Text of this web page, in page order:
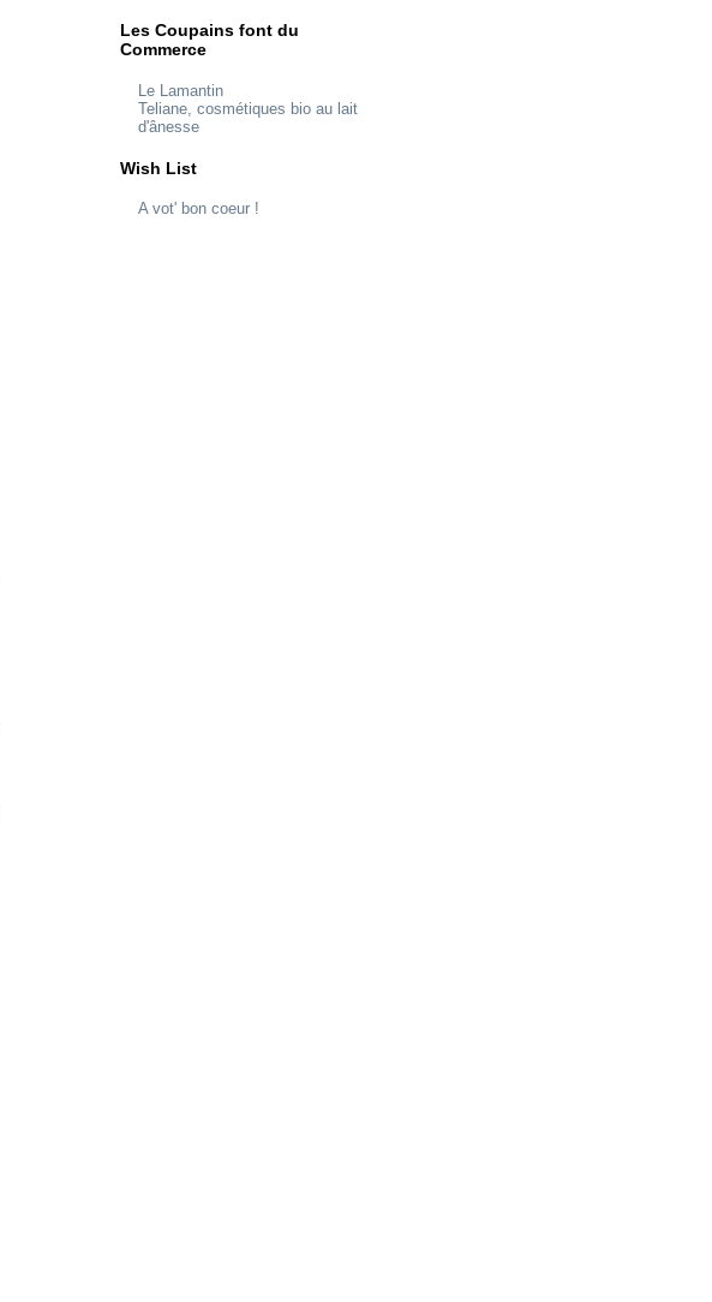
Les Coupains font du
Commerce
Le Lamantin
Teliane, cosmétiques bio au lait
d'ânesse
Wish List
A vot' bon coeur !